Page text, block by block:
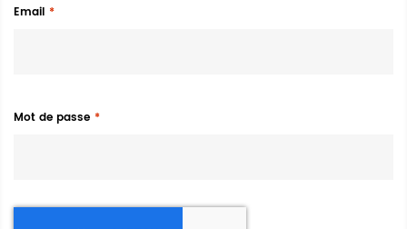
Email
Mot de passe